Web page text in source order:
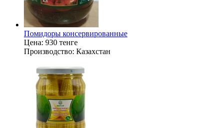
Помидоры консервированные
Цена: 930 тенге
Производство: Казахстан